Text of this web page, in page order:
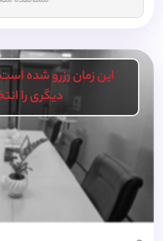
این زمان رزرو شده
دیگری را